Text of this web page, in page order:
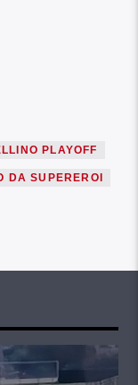
PLAYOFF
DA SUPEREROI